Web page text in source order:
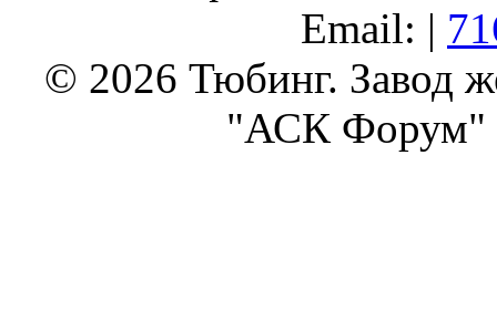
Email: |
© 2026 Тюбинг. Завод
"АСК Форум"